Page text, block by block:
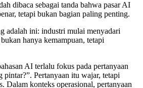
dibaca sebagai tanda bahwa pasar AI
tetapi bukan bagian paling penting.
adalah ini: industri mulai menyadari
hanya kemampuan, tetapi
AI terlalu fokus pada pertanyaan
pintar?”. Pertanyaan itu wajar, tetapi
Dalam konteks operasional, pertanyaan